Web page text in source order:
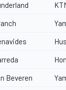
Beveren